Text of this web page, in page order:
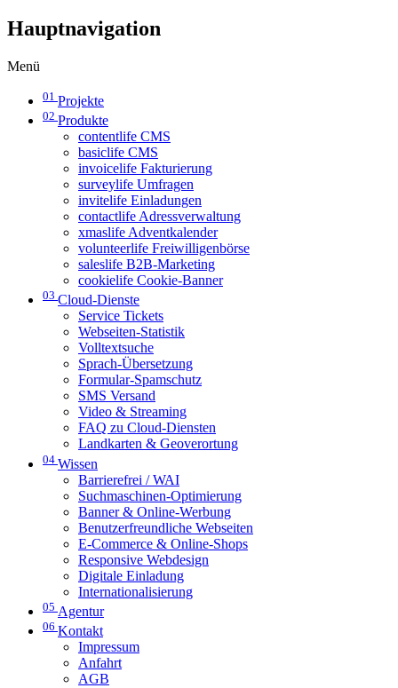
Hauptnavigation
Menü
01 Projekte
02 Produkte
contentlife CMS
basiclife CMS
invoicelife Fakturierung
surveylife Umfragen
invitelife Einladungen
contactlife Adressverwaltung
xmaslife Adventkalender
volunteerlife Freiwilligenbörse
saleslife B2B-Marketing
cookielife Cookie-Banner
03 Cloud-Dienste
Service Tickets
Webseiten-Statistik
Volltextsuche
Sprach-Übersetzung
Formular-Spamschutz
SMS Versand
Video & Streaming
FAQ zu Cloud-Diensten
Landkarten & Geoverortung
04 Wissen
Barrierefrei / WAI
Suchmaschinen-Optimierung
Banner & Online-Werbung
Benutzerfreundliche Webseiten
E-Commerce & Online-Shops
Responsive Webdesign
Digitale Einladung
Internationalisierung
05 Agentur
06 Kontakt
Impressum
Anfahrt
AGB